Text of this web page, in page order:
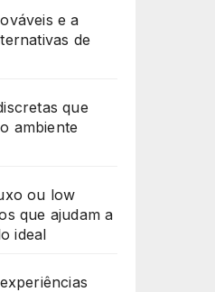
e a
de
que
ambiente
ou low
que ajudam a
ideal